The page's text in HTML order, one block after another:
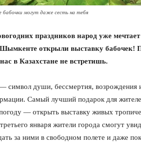
бабочки могут даже сесть на тебя
праздников народ уже
открыли выставку бабочек!
в Казахстане не встретишь.
символ души, бессмертия, возрождения
Самый лучший подарок для
— открыть выставку живых
января жители города смогут
за ними в свободном полете и даже